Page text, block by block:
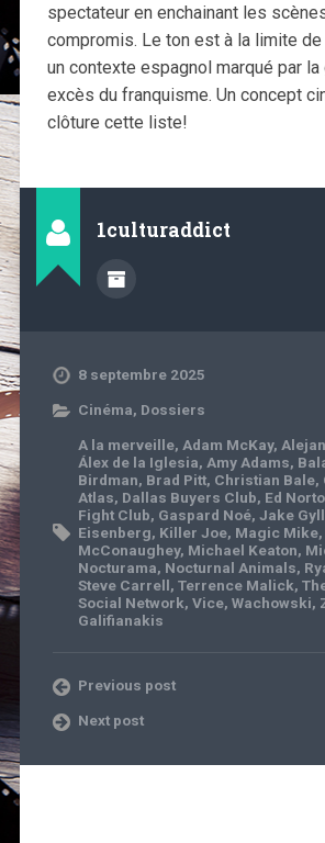
spectateur en enchainant les
compromis. Le ton est à la limite de
un contexte espagnol marqué par
excès du franquisme. Un concept
clôture cette liste!
1culturaddict
8 septembre 2025
Cinéma, Dossiers
A la merveille, Adam McKay,
Álex de la Iglesia, Amy Adams,
Birdman, Brad Pitt, Christian Bale,
Atlas, Dallas Buyers Club, Ed
Fight Club, Gaspard Noé, Jake
Eisenberg, Killer Joe, Magic Mike,
McConaughey, Michael Keaton,
Nocturama, Nocturnal Animals,
Steve Carrell, Terrence Malick,
Social Network, Vice, Wachowski,
Galifianakis
Previous post
Next post